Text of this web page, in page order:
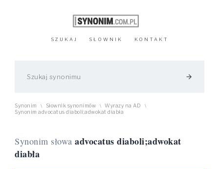
SZUKAJ SŁOWNIK KONTAKT
arrow_forward
Synonim \ Słownik synonimów \ Wyrazy na AD \
Synonim advocatus diaboli;adwokat diabła
Synonim słowa advocatus diaboli;adwokat
diabła